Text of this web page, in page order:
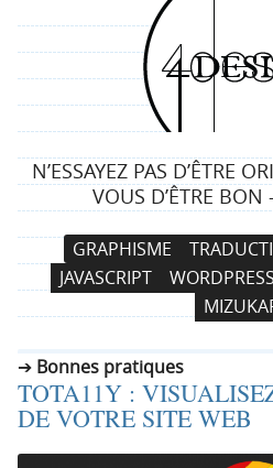
N’ESSAYEZ PAS D’ÊTRE
VOUS D’ÊTRE
a
t
i
o
a
u
c
o
GRAPHISME
JAVASCRIPT
WORDPRESS
Bonnes pratiques
TOTA11Y :
DE VOTRE SITE WEB